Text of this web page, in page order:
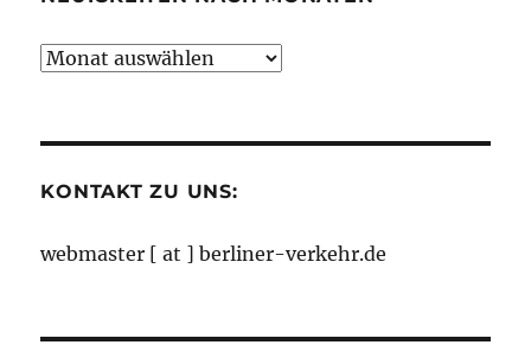
Neuigkeiten
KONTAKT ZU UNS:
webmaster [ at ] berliner-verkehr.de